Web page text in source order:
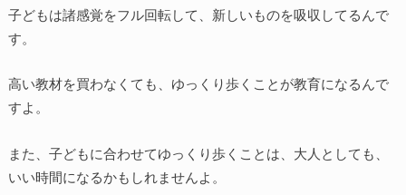
子どもは諸感覚をフル回転して、新しいものを吸収してるんで
す。
高い教材を買わなくても、ゆっくり歩くことが教育になるんで
すよ。
また、子どもに合わせてゆっくり歩くことは、大人としても、
いい時間になるかもしれませんよ。